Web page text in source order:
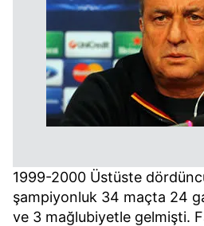
1999-2000 Üstüste
şampiyonluk 34 maçta 24
ve 3 mağlubiyetle gelmişti.